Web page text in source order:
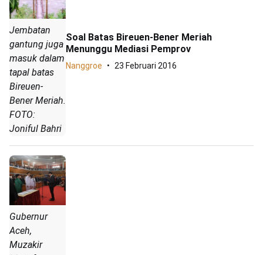
Jembatan
gantung juga
masuk dalam
tapal batas
Bireuen-
Bener Meriah.
FOTO:
Joniful Bahri
Soal Batas Bireuen-Bener Meriah
Menunggu Mediasi Pemprov
Nanggroe 23 Februari 2016
Gubernur
Aceh,
Muzakir